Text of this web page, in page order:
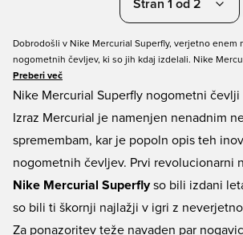
Stran 1 od 2
Dobrodošli v Nike Mercurial Superfly, verjetno enem
nogometnih čevljev, ki so jih kdaj izdelali. Nike
tehnologijo, imenovano Speed Rib, popoln
potrebuje hitrost. Nike Superfly škornji so na voljo za
v Unisport in postanite super zvezda na igrišču -
hitro dostavo.
Preberi več
Nike Mercurial Superfly nogometni čevlji
Izraz Mercurial je namenjen nenadnim
spremembam, kar je popoln opis teh
nogometnih čevljev. Prvi revolucionarni
Nike Mercurial Superflyso bili izdani
so bili ti škornji najlažji v igri z neverjetno
Za ponazoritev teže navaden par